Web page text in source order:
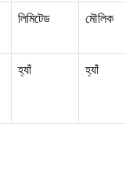
লিমিটেড মৌলিক
হ্যাঁ হ্যাঁ